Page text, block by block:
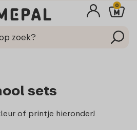
0
sets
of printje hieronder!